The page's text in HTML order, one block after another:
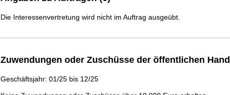
Die Interessenvertretung wird nicht im Auftrag ausgeübt.
Zuwendungen oder Zuschüsse der öffentlichen Hand
Geschäftsjahr: 01/25 bis 12/25